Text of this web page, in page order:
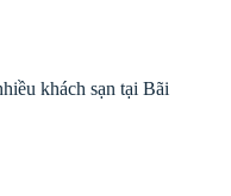
khách sạn tại Bãi